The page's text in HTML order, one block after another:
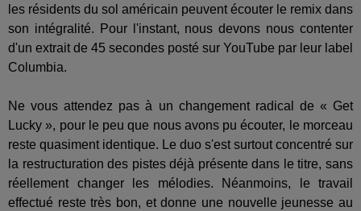
les résidents du sol américain peuvent écouter le remix dans
son intégralité. Pour l'instant, nous devons nous contenter
d'un extrait de 45 secondes posté sur YouTube par leur label
Columbia.
Ne vous attendez pas à un changement radical de « Get
Lucky », pour le peu que nous avons pu écouter, le morceau
reste quasiment identique. Le duo s'est surtout concentré sur
la restructuration des pistes déjà présente dans le titre, sans
réellement changer les mélodies. Néanmoins, le travail
effectué reste très bon, et donne une nouvelle jeunesse au